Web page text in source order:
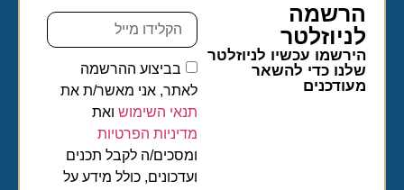
הרשמה
לניוזלטר​
הירשמו עכשיו לניוזלטר
שלנו כדי להשאר
מעודכנים
בביצוע ההרשמה
לאתר, אני מאשר/ת את
תנאי השימושואת
מדיניות הפרטיות
ומסכים/ה לקבל תכנים
ועדכונים, כולל מידע על